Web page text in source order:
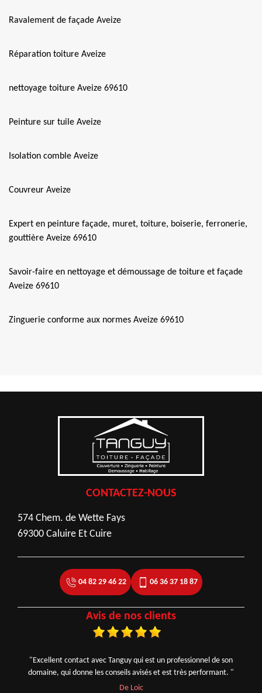
Ravalement de façade Aveize
Réparation toiture Aveize
nettoyage toiture Aveize 69610
Peinture sur tuile Aveize
Isolation comble Aveize
Couvreur Aveize
Expert en peinture façade, muret, toiture, boiserie, ferronerie,
gouttière Aveize 69610
Savoir-faire en nettoyage et démoussage de toiture et façade
Aveize 69610
Zinguerie conforme aux normes Aveize 69610
CONTACTEZ-NOUS
574 Chem. de Wette Fays
69300 Caluire Et Cuire
04 82 29 46 22 06 36 37 18 87
Avis de nos clients
"Excellent contact avec Tanguy qui est un professionnel de son
domaine, qui donne les conseils avisés et est très performant. "
De Loic